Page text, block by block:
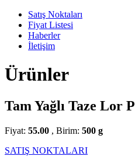
Satış Noktaları
Fiyat Listesi
Haberler
İletişim
Ürünler
Tam Yağlı Taze Lor
Fiyat: 55.00 , Birim: 500 g
SATIŞ NOKTALARI